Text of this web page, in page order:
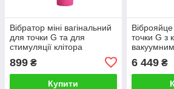
Вібратор міні вагінальний
для точки G та для
стимуляції клітора
кольору Lybaile Pretty Love
Mick Talla
899 ₴
Купити
точки G з
6 449₴